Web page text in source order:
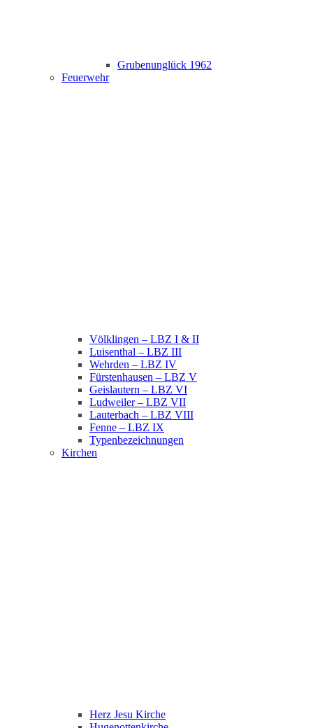
Grubenunglück 1962
Feuerwehr
Völklingen – LBZ I & II
Luisenthal – LBZ III
Wehrden – LBZ IV
Fürstenhausen – LBZ V
Geislautern – LBZ VI
Ludweiler – LBZ VII
Lauterbach – LBZ VIII
Fenne – LBZ IX
Typenbezeichnungen
Kirchen
Herz Jesu Kirche